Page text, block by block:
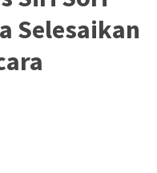
Selesaikan